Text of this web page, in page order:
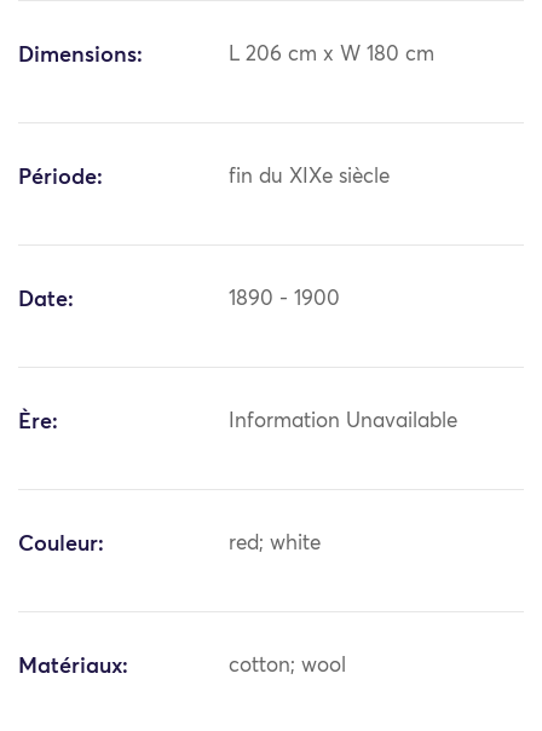
Dimensions: L 206 cm x W 180 cm
Période: fin du XIXe siècle
Date: 1890 - 1900
Ère: Information Unavailable
Couleur: red; white
Matériaux: cotton; wool